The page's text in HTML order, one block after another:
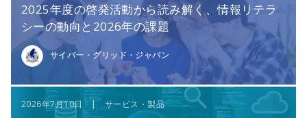
2025年度の啓発活動から読み解く、情報リテラ
シーの動向と2026年の課題
サイバー・グリッド・ジャパン
2026年7月10日 | サービス・製品